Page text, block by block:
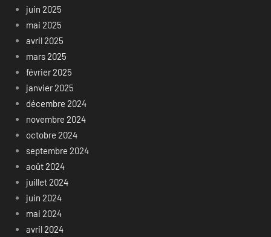
juin 2025
mai 2025
avril 2025
mars 2025
février 2025
janvier 2025
décembre 2024
novembre 2024
octobre 2024
septembre 2024
août 2024
juillet 2024
juin 2024
mai 2024
avril 2024